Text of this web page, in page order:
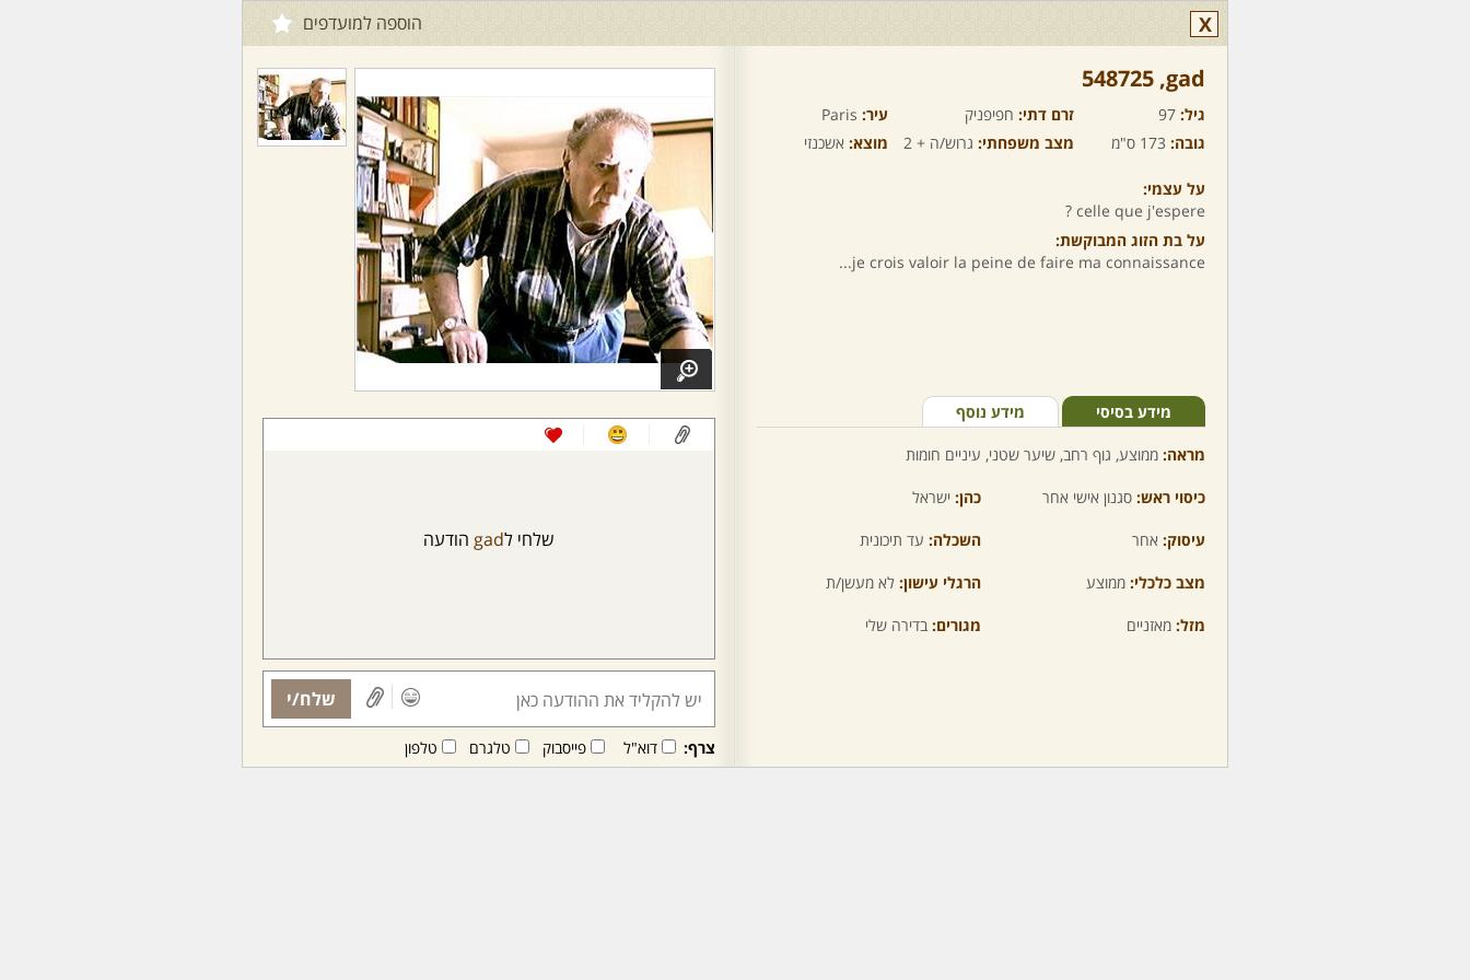
X הוספה למועדפים
gad,‏ 548725
גיל: 97 זרם דתי: חפיפניק עיר: Paris
גובה: 173 ס"מ מצב משפחתי: גרוש/ה + 2 מוצא: אשכנזי
על עצמי:
celle que j'espere ?
על בת הזוג המבוקשת:
je crois valoir la peine de faire ma connaissance...
מידע בסיסי מידע נוסף
מראה: ממוצע, גוף רחב, שיער שטני, עיניים חומות
כיסוי ראש: סגנון אישי אחר כהן: ישראל
עיסוק: אחר השכלה: עד תיכונית
מצב כלכלי: ממוצע הרגלי עישון: לא מעשן/ת
מזל: מאזניים מגורים: בדירה שלי
שלחי לgad הודעה
שלח/י
צרף: דוא"ל פייסבוק טלגרם טלפון